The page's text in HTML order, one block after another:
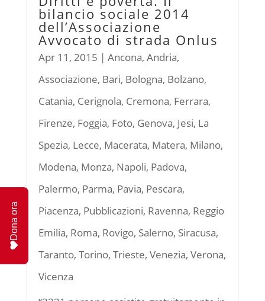
bilancio sociale 2014
dell’Associazione
Avvocato di strada Onlus
Apr 11, 2015 | Ancona, Andria,
Associazione, Bari, Bologna, Bolzano,
Catania, Cerignola, Cremona, Ferrara,
Firenze, Foggia, Foto, Genova, Jesi, La
Spezia, Lecce, Macerata, Matera, Milano,
Modena, Monza, Napoli, Padova,
Palermo, Parma, Pavia, Pescara,
Piacenza, Pubblicazioni, Ravenna, Reggio
Emilia, Roma, Rovigo, Salerno, Siracusa,
Taranto, Torino, Trieste, Venezia, Verona,
Vicenza
Dona ora